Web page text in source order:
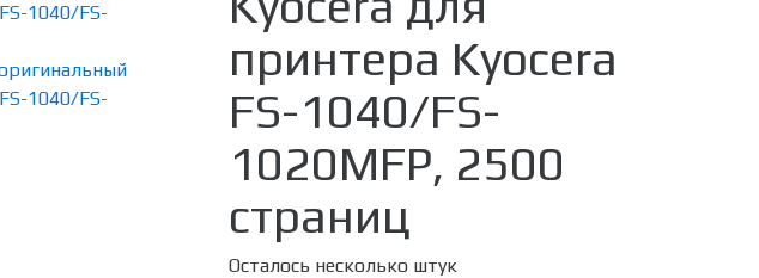
принтера Kyocera
FS-1040/FS-
1020MFP, 2500
страниц
Осталось несколько штук